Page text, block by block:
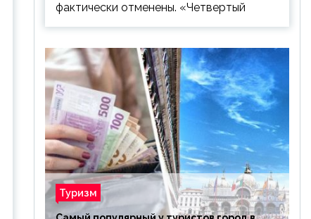
фактически отменены. «Четвертый
Туризм